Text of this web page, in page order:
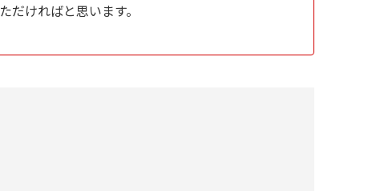
ければと思います。